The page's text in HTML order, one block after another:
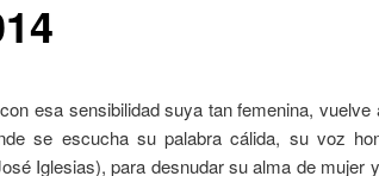
esa sensibilidad suya tan femenina,
se escucha su palabra cálida, su voz
Iglesias), para desnudar su alma de mujer